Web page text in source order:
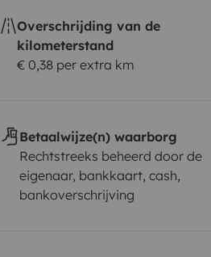
Overschrijding van de
kilometerstand
€ 0,38 per extra km
Betaalwijze(n) waarborg
Rechtstreeks beheerd door de
eigenaar, bankkaart, cash,
bankoverschrijving